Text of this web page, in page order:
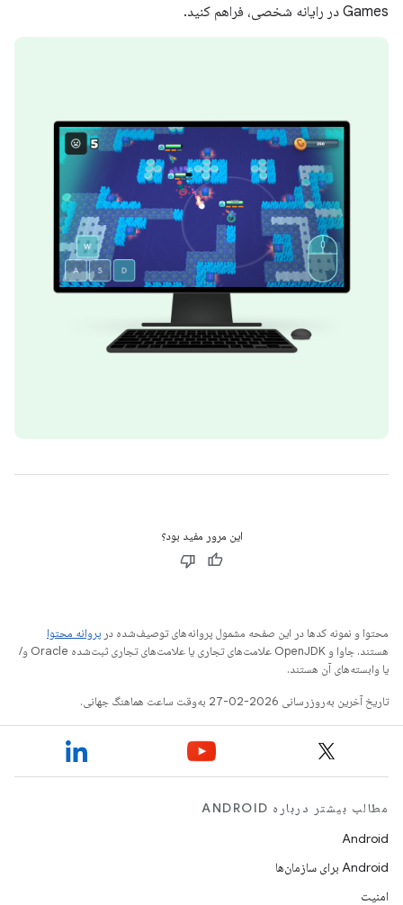
Games در رایانه شخصی، فراهم کنید.
این مرور مفید بود؟
محتوا و نمونه کدها در این صفحه مشمول پروانه‌های توصیف‌شده در پروانه محتوا
هستند. جاوا و OpenJDK علامت‌های تجاری یا علامت‌های تجاری ثبت‌شده Oracle و/
یا وابسته‌های آن هستند.
تاریخ آخرین به‌روزرسانی 2026-02-27 به‌وقت ساعت هماهنگ جهانی.
مطالب بیشتر درباره ANDROID
Android
Android برای سازمان‌ها
امنیت